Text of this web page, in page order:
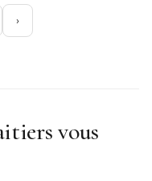
›
vous